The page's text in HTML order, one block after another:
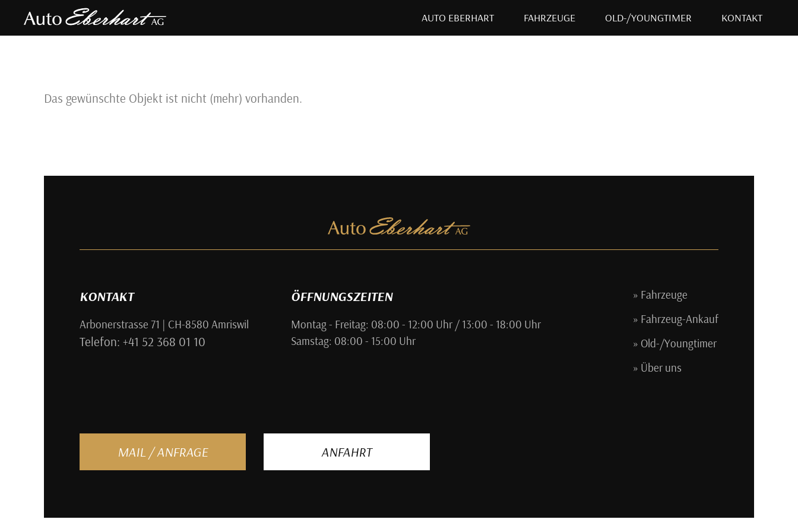
AUTO EBERHART FAHRZEUGE OLD-/YOUNGTIMER KONTAKT
Das gewünschte Objekt ist nicht (mehr) vorhanden.
KONTAKT
Arbonerstrasse 71 | CH-8580 Amriswil
Telefon: +41 52 368 01 10
ÖFFNUNGSZEITEN
Montag - Freitag: 08:00 - 12:00 Uhr / 13:00 - 18:00 Uhr
Samstag: 08:00 - 15:00 Uhr
Fahrzeuge
Fahrzeug-Ankauf
Old-/Youngtimer
Über uns
MAIL / ANFRAGE ANFAHRT